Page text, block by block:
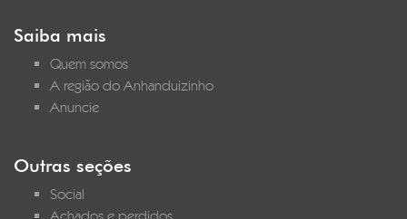
Saiba mais
Quem somos
A região do Anhanduizinho
Anuncie
Outras seções
Social